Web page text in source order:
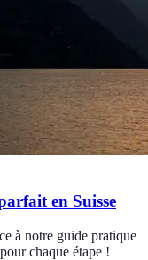
en Suisse
à notre guide pratique
chaque étape !